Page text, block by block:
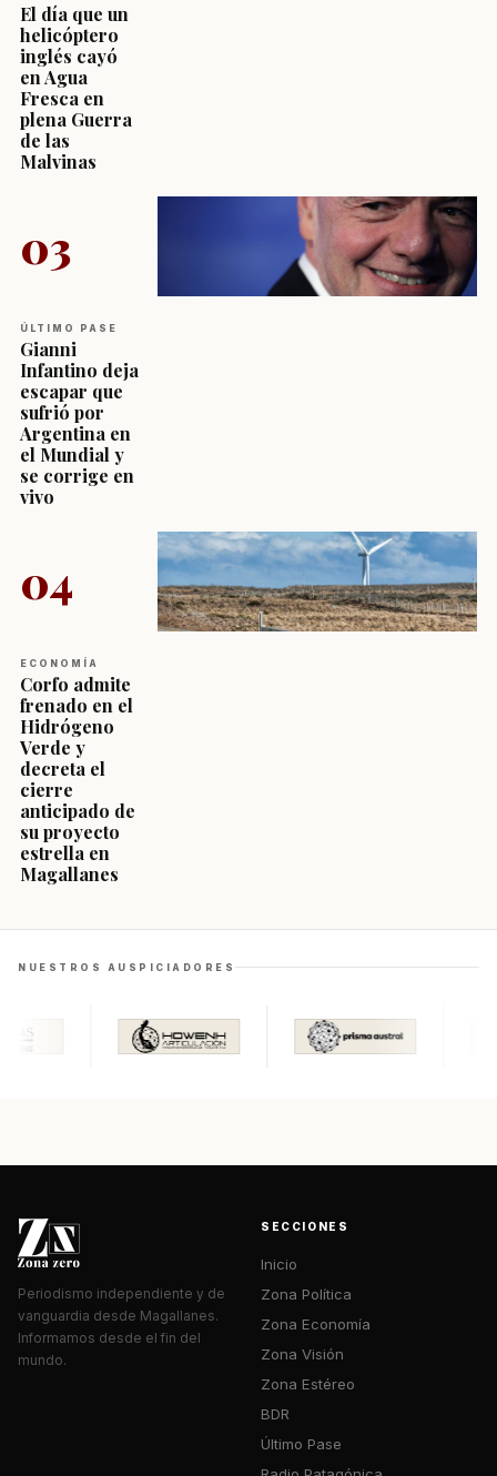
El día que un
helicóptero
inglés cayó
en Agua
Fresca en
plena Guerra
de las
Malvinas
03
ÚLTIMO PASE
Gianni
Infantino deja
escapar que
sufrió por
Argentina en
el Mundial y
se corrige en
vivo
04
ECONOMÍA
Corfo admite
frenado en el
Hidrógeno
Verde y
decreta el
cierre
anticipado de
su proyecto
estrella en
Magallanes
NUESTROS AUSPICIADORES
Periodismo independiente y de
vanguardia desde Magallanes.
Informamos desde el fin del
mundo.
SECCIONES
Inicio
Zona Política
Zona Economía
Zona Visión
Zona Estéreo
BDR
Último Pase